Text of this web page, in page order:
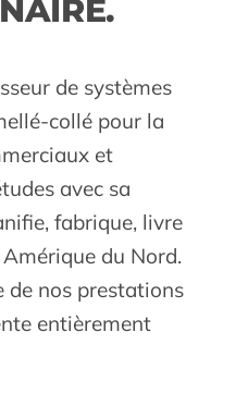
de systèmes
collé pour la
et
avec sa
fabrique, livre
du Nord.
de nos prestations
entièrement